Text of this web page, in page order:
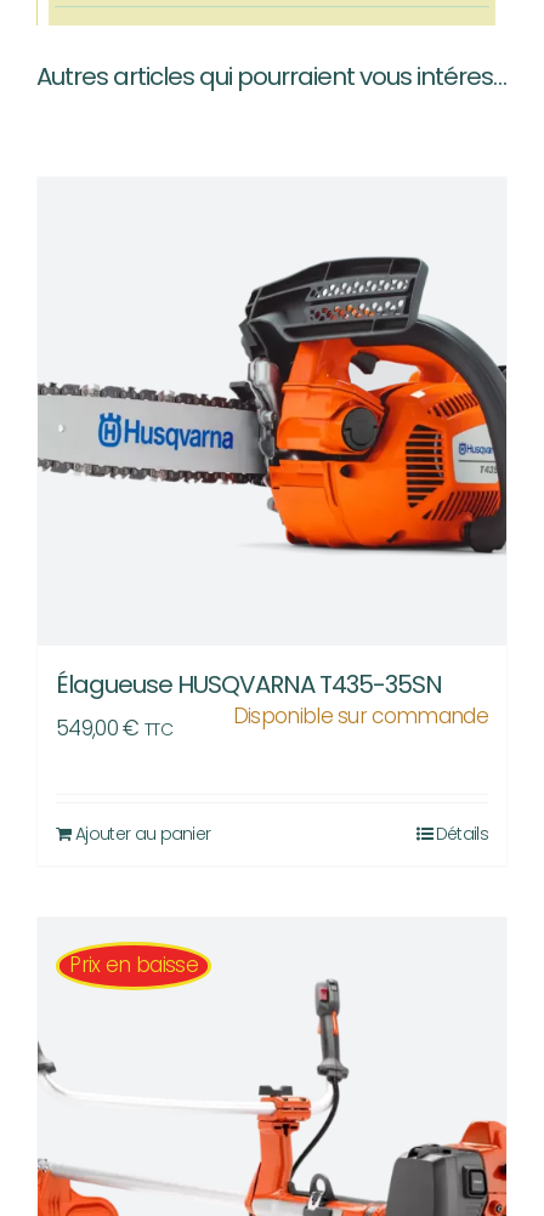
799,00 €.749,00 €.
prix
était :
prix
est :
Autres articles qui pourraient vous intéresser…
Élagueuse HUSQVARNA T435-35SN
549,00€ TTC Disponible sur commande
Ajouter au panier Détails
Prix en baisse